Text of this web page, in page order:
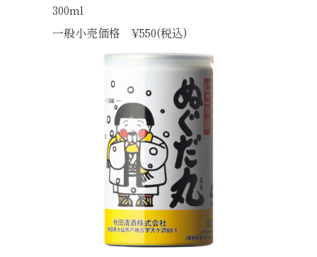
300ml
一般小売価格 ¥550(税込)